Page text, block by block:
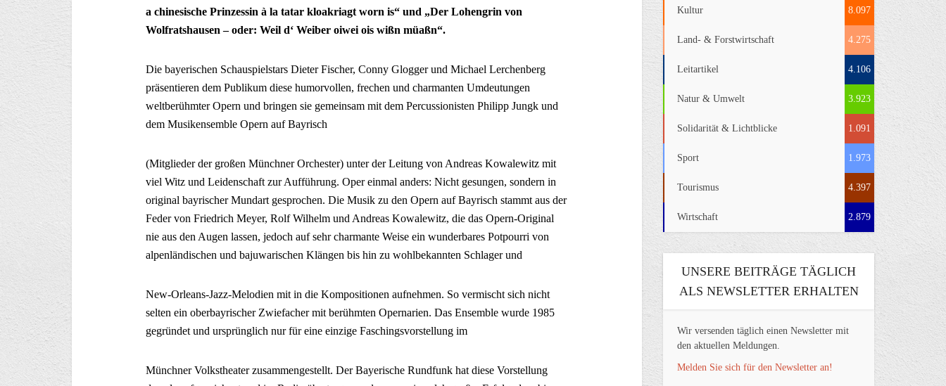
a chinesische Prinzessin à la tatar kloakriagt worn is“ und „Der Lohengrin von
Wolfratshausen – oder: Weil d‘ Weiber oiwei ois wißn müaßn“.
Die bayerischen Schauspielstars Dieter Fischer, Conny Glogger und Michael Lerchenberg
präsentieren dem Publikum diese humorvollen, frechen und charmanten Umdeutungen
weltberühmter Opern und bringen sie gemeinsam mit dem Percussionisten Philipp Jungk und
dem Musikensemble Opern auf Bayrisch
(Mitglieder der großen Münchner Orchester) unter der Leitung von Andreas Kowalewitz mit
viel Witz und Leidenschaft zur Aufführung. Oper einmal anders: Nicht gesungen, sondern in
original bayrischer Mundart gesprochen. Die Musik zu den Opern auf Bayrisch stammt aus der
Feder von Friedrich Meyer, Rolf Wilhelm und Andreas Kowalewitz, die das Opern-Original
nie aus den Augen lassen, jedoch auf sehr charmante Weise ein wunderbares Potpourri von
alpenländischen und bajuwarischen Klängen bis hin zu wohlbekannten Schlager und
New-Orleans-Jazz-Melodien mit in die Kompositionen aufnehmen. So vermischt sich nicht
selten ein oberbayrischer Zwiefacher mit berühmten Opernarien. Das Ensemble wurde 1985
gegründet und ursprünglich nur für eine einzige Faschingsvorstellung im
Münchner Volkstheater zusammengestellt. Der Bayerische Rundfunk hat diese Vorstellung
Kultur 8.097
Land- & Forstwirtschaft 4.275
Leitartikel 4.106
Natur & Umwelt 3.923
Solidarität & Lichtblicke 1.091
Sport 1.973
Tourismus 4.397
Wirtschaft 2.879
UNSERE BEITRÄGE TÄGLICH
ALS NEWSLETTER ERHALTEN
Wir versenden täglich einen Newsletter mit
den aktuellen Meldungen.
Melden Sie sich für den Newsletter an!